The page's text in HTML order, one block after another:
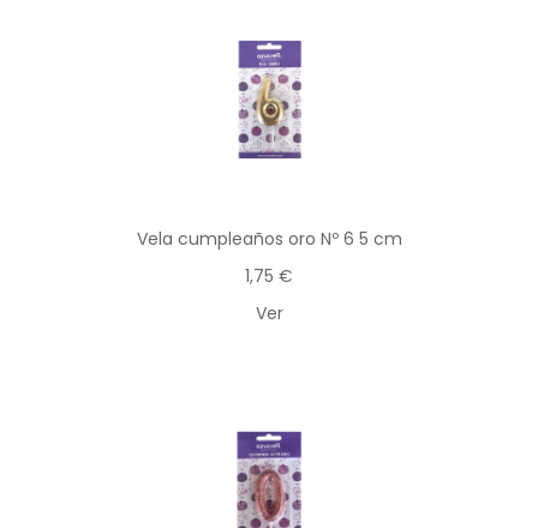
Vela cumpleaños oro Nº 6 5 cm
1,75 €
Ver